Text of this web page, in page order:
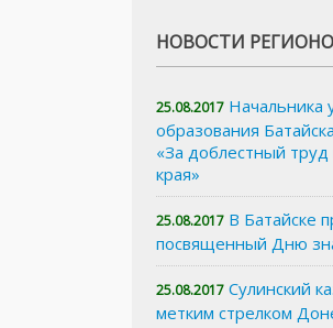
НОВОСТИ
25.08.2017 Начальника
образования
«За доблестный труд
края»
25.08.2017 В Батайске
посвященный Дню
25.08.2017 Сулинский
метким стрелком